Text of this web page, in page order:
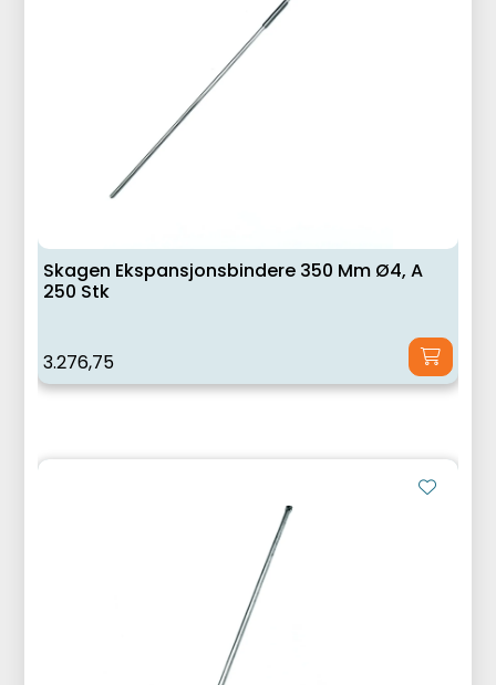
Skagen Ekspansjonsbindere 350 Mm Ø4, A
250 Stk
3.276,75